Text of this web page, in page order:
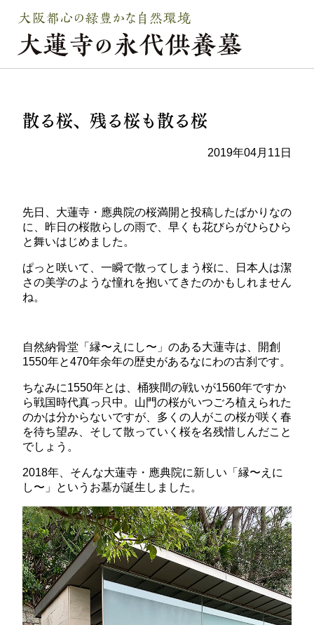
散る桜、残る桜も散る桜
2019年04月11日
先日、大蓮寺・應典院の桜満開と投稿したばかりなの
に、昨日の桜散らしの雨で、早くも花びらがひらひら
と舞いはじめました。
ぱっと咲いて、一瞬で散ってしまう桜に、日本人は潔
さの美学のような憧れを抱いてきたのかもしれません
ね。
自然納骨堂「縁〜えにし〜」のある大蓮寺は、開創
1550年と470年余年の歴史があるなにわの古刹です。
ちなみに1550年とは、桶狭間の戦いが1560年ですか
ら戦国時代真っ只中。山門の桜がいつごろ植えられた
のかは分からないですが、多くの人がこの桜が咲く春
を待ち望み、そして散っていく桜を名残惜しんだこと
でしょう。
2018年、そんな大蓮寺・應典院に新しい「縁〜えに
し〜」というお墓が誕生しました。